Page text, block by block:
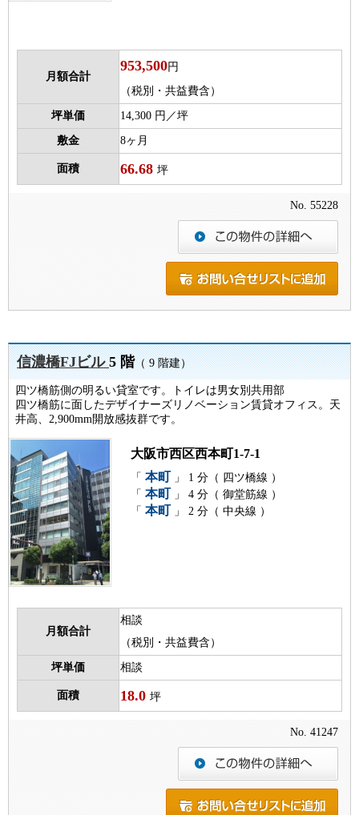
月額合計
953,500円
（税別・共益費含）
坪単価 14,300 円／坪
敷金 8ヶ月
面積 66.68 坪
No. 55228
信濃橋FJビル5 階（ 9 階建）
四ツ橋筋側の明るい貸室です。トイレは男女別共用部
四ツ橋筋に面したデザイナーズリノベーション賃貸オフィス。天
井高、2,900mm開放感抜群です。
大阪市西区西本町1-7-1
「 本町 」 1 分（ 四ツ橋線 ）
「 本町 」 4 分（ 御堂筋線 ）
「 本町 」 2 分（ 中央線 ）
月額合計
相談
（税別・共益費含）
坪単価 相談
面積 18.0 坪
No. 41247